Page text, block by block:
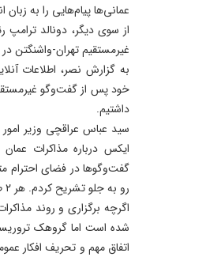
عمانی‌ها پیام‌هایی را به زبان انگلیسی بین ۲
از سوی دیگر، دونالد
غیرمستقیم تهران-
به گزارش نصر، اطلاعات
خود پس از گفت‌وگو
داشتیم.
سید عباس عراقچی وزیر
ایکس درباره مذاکرات
گفت‌وگوها در فضای احترام
رو به جلو تشریح کردم. هر ۲ طرف تصمیم گرفتند که این روند را ظرف چند روز ادامه دهند.
اگرچه برگزاری و روند
شده است اما گروهک
اتفاق مهم و تحریف افکار